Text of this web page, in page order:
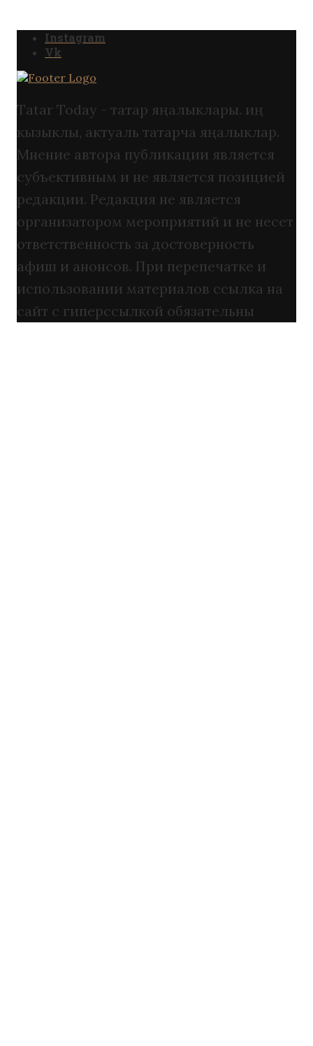
Instagram
Vk
Tatar Today - татар яңалыклары. иң
кызыклы, актуаль татарча яңалыклар.
Мнение автора публикации является
субъективным и не является позицией
редакции. Редакция не является
организатором мероприятий и не несет
ответственность за достоверность
афиш и анонсов. При перепечатке и
использовании материалов ссылка на
сайт с гиперссылкой обязательны